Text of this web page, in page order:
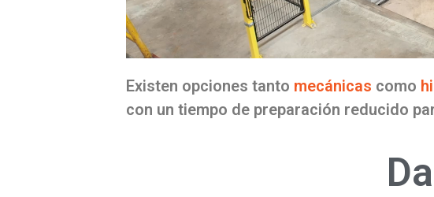
Existen opciones tanto mecánicas como
con un tiempo de preparación reducido